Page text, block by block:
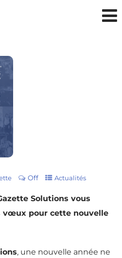
Off Actualités
Solutions vous
vœux pour cette nouvelle
, une nouvelle année ne